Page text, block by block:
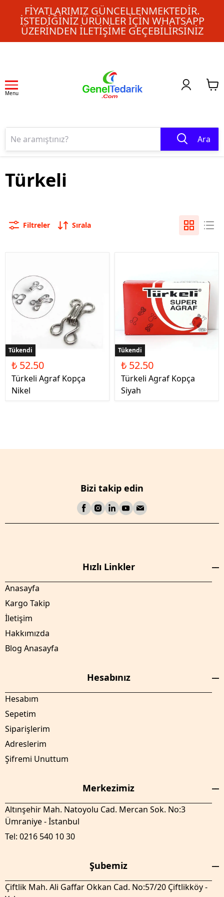
FIYATLARIMIZ GÜNCELLENMEKTEDIR.
İSTEDIĞINIZ ÜRÜNLER IÇIN WHATSAPP
ÜZERINDEN ILETIŞIME GEÇEBILIRSINIZ
Menu
Ara
Türkeli
Filtreler Sırala
Tükendi
₺ 52.50
Türkeli Agraf Kopça
Nikel
Tükendi
₺ 52.50
Türkeli Agraf Kopça
Siyah
Bizi takip edin
Hızlı Linkler
Anasayfa
Kargo Takip
İletişim
Hakkımızda
Blog Anasayfa
Hesabınız
Hesabım
Sepetim
Siparişlerim
Adreslerim
Şifremi Unuttum
Merkezimiz
Altınşehir Mah. Natoyolu Cad. Mercan Sok. No:3
Ümraniye - İstanbul
Tel: 0216 540 10 30
Şubemiz
Çiftlik Mah. Ali Gaffar Okkan Cad. No:57/20 Çiftlikköy -